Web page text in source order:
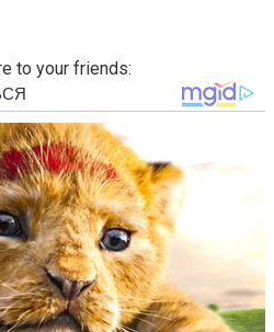
to your friends: